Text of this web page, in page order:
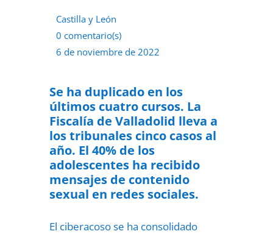
Castilla y León
0 comentario(s)
6 de noviembre de 2022
Se ha duplicado en los
últimos cuatro cursos. La
Fiscalía de Valladolid lleva a
los tribunales cinco casos al
año. El 40% de los
adolescentes ha recibido
mensajes de contenido
sexual en redes sociales.
El ciberacoso se ha consolidado